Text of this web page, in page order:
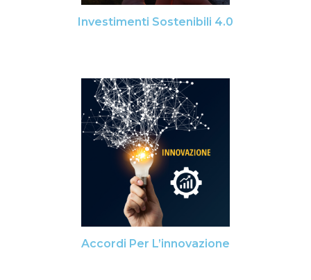
Investimenti Sostenibili 4.0
Accordi Per L’innovazione